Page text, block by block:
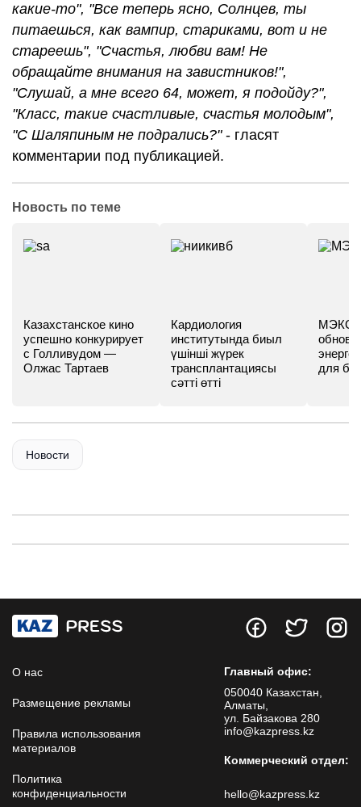
какие-то", "Все теперь ясно, Солнцев, ты
питаешься, как вампир, стариками, вот и не
стареешь", "Счастья, любви вам! Не
обращайте внимания на завистников!",
"Слушай, а мне всего 64, может, я подойду?",
"Класс, такие счастливые, счастья молодым",
"С Шаляпиным не подрались?" - гласят
комментарии под публикацией.
Новость по теме
Казахстанское кино
успешно конкурирует
с Голливудом —
Олжас Тартаев
Кардиология
институтында биыл
үшінші жүрек
трансплантациясы
сәтті өтті
МЭКС -
для
Новости
О нас
Размещение рекламы
Правила использования
материалов
Политика
конфиденциальности
Главный офис:
050040 Казахстан,
Алматы,
ул. Байзакова 280
info@kazpress.kz
Коммерческий отдел:
hello@kazpress.kz